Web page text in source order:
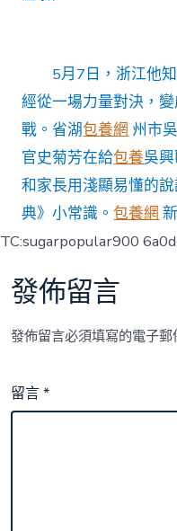
5月7日，浙江他
經從一場力量對決，
戰。省湖包養網 州市
官史菊芳在給包養吳
和家長用淺顯易懂的
典》小常識。包養網
TC:sugarpopular900
發佈留言
發佈留言必須填寫的電子郵
留言*